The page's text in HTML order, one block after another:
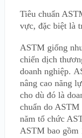
Tiêu chuẩn
vực, đặc biệt là
ASTM giống
chiến dịch
doanh nghiệp.
nâng cao năng
cho dù đó là
chuẩn do ASTM
năm tổ chức
ASTM bao gồm